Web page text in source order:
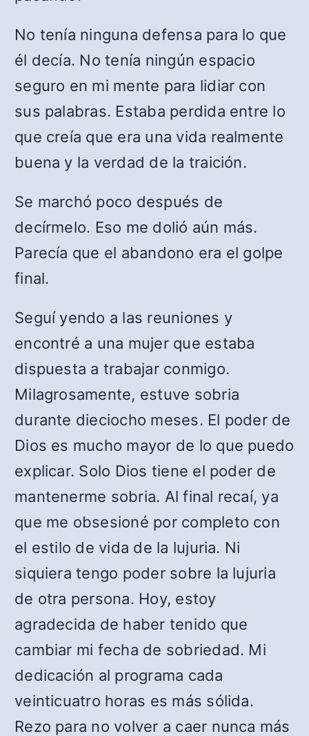
No tenía ninguna defensa para lo que
él decía. No tenía ningún espacio
seguro en mi mente para lidiar con
sus palabras. Estaba perdida entre lo
que creía que era una vida realmente
buena y la verdad de la traición.
Se marchó poco después de
decírmelo. Eso me dolió aún más.
Parecía que el abandono era el golpe
final.
Seguí yendo a las reuniones y
encontré a una mujer que estaba
dispuesta a trabajar conmigo.
Milagrosamente, estuve sobria
durante dieciocho meses. El poder de
Dios es mucho mayor de lo que puedo
explicar. Solo Dios tiene el poder de
mantenerme sobria. Al final recaí, ya
que me obsesioné por completo con
el estilo de vida de la lujuria. Ni
siquiera tengo poder sobre la lujuria
de otra persona. Hoy, estoy
agradecida de haber tenido que
cambiar mi fecha de sobriedad. Mi
dedicación al programa cada
veinticuatro horas es más sólida.
Rezo para no volver a caer nunca más